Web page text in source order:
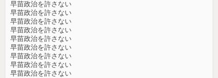
早苗政治を許さない
早苗政治を許さない
早苗政治を許さない
早苗政治を許さない
早苗政治を許さない
早苗政治を許さない
早苗政治を許さない
早苗政治を許さない
早苗政治を許さない